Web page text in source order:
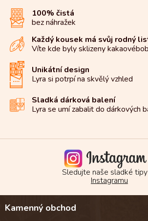
p
r
y
ý
p
100% čistá
bez náhražek
Každý kousek má svůj rodný
Víte kde byly sklizeny kakaové
Unikátní design
Lyra si potrpí na skvělý vzhled
Sladká dárková balení
Lyra se umí zabalit do dárkových
Sledujte naše sladké
Instagramu
Z
Kamenný obchod